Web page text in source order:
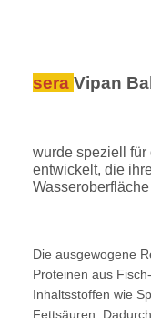
sera Vipan
wurde speziell für
entwickelt, die
Die ausgewogene
Proteinen aus
Inhaltsstoffen wie
Fettsäuren.